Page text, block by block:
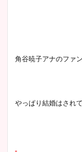
角谷暁子アナのファ
やっぱり結婚はされ